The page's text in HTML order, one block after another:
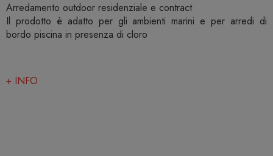
Arredamento outdoor residenziale e contract
Il prodotto è adatto per gli ambienti marini e per arredi di
bordo piscina in presenza di cloro
+ INFO